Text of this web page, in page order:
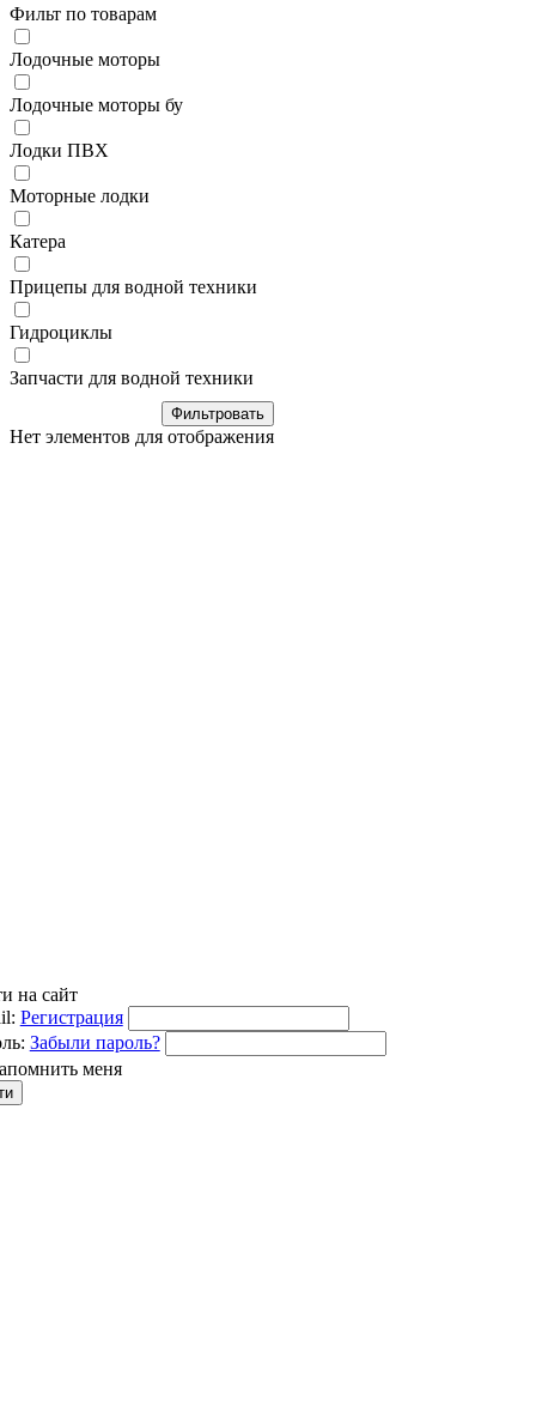
Фильт по товарам
Лодочные моторы
Лодочные моторы бу
Лодки ПВХ
Моторные лодки
Катера
Прицепы для водной техники
Гидроциклы
Запчасти для водной техники
Нет элементов для отображения
на сайт
Регистрация
Забыли пароль?
меня